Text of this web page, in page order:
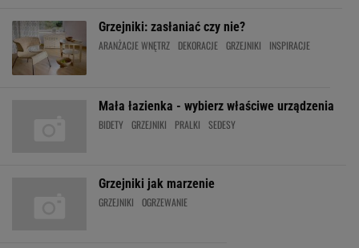
Grzejniki: zasłaniać czy nie?
ARANŻACJE WNĘTRZ DEKORACJE GRZEJNIKI INSPIRACJE
Mała łazienka - wybierz właściwe urządzenia
BIDETY GRZEJNIKI PRALKI SEDESY
Grzejniki jak marzenie
GRZEJNIKI OGRZEWANIE